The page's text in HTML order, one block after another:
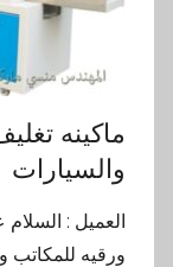
ماكينه
والسيارات
العميل : السلام
ورقيه